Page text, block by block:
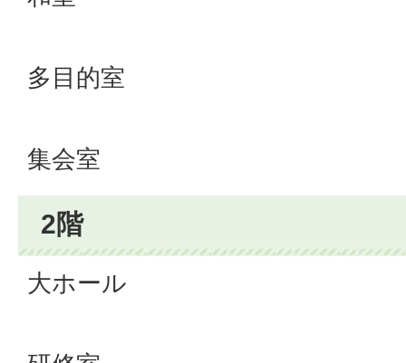
多目的室
集会室
2階
大ホール